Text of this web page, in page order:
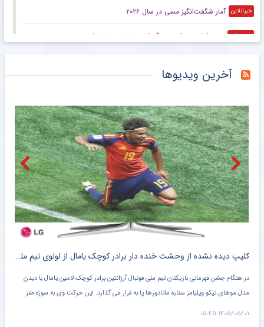
خبرانلاین آمار شگفت‌انگیز مسی در سال ۲۰۲۶
خبرورزشی ویدیو| شیرین کاری یورگ کلوپ با ترن هوایی!
کتک‌کاری شدید در بازی تیم یحیی و علی منصور/ خشم مربیان ایرانی‌ و قرعه خبرساز با رویارویی تلخ!
خبرورزشی کتک‌کاری شدید بین تیم یحیی و علی منصور/ خشم مربیان ایرانی‌ و قرعه خبرساز با رویارویی تلخ!
خبرانلاین امیلیانو مارتینز؛ از یک ساندویچ و چمدان شکسته تا قله فوتبال جهان
خبرورزشی رونالدو و جورجینا در این لوکیشن زیبا عروسی می‌کنند؟ هتلی رویایی با قیمت نجومی و امکانات شگفت‌انگیز +تصاویر
خبرورزشی تاجرنیا: تعصب رامین رضاییان به پیراهن استقلال را فراموش نمی‌کنیم!
آخرین ویدیوها
کلیپ دیده نشده از وحشت خنده دار برادر کوچک یامال از لولوی تیم ملی اسپانیا + سند
در هنگام جشن قهرمانی بازیکنان تیم ملی فوتبال آرژانتین برادر کوچک لامین یامال با دیدن
مدل موهای نیکو ویلیامز ستاره ماتادورها پا به فرار می گذارد. این حرکت وی به سوژه طنز
۱۴۰۵/۰۵/۰۱ ۱۵:۴۵